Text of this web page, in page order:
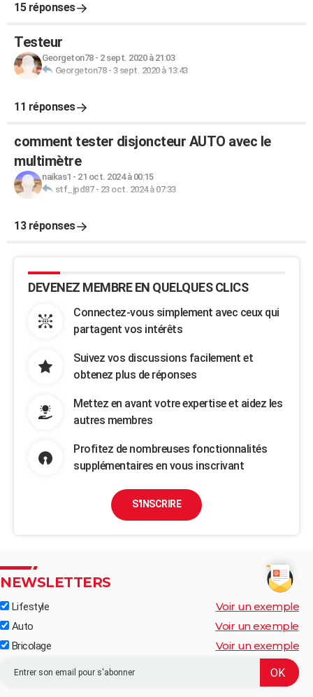
15 réponses
Testeur
Georgeton78- 2 sept. 2020 à 21:03
Georgeton78- 3 sept. 2020 à 13:43
11 réponses
comment tester disjoncteur AUTO avec le
multimètre
naikas1 - 21 oct. 2024 à 00:15
stf_jpd87- 23 oct. 2024 à 07:33
13 réponses
DEVENEZ MEMBRE EN QUELQUES CLICS
Connectez-vous simplement avec ceux qui
partagent vos intérêts
Suivez vos discussions facilement et
obtenez plus de réponses
Mettez en avant votre expertise et aidez les
autres membres
Profitez de nombreuses fonctionnalités
supplémentaires en vous inscrivant
S'INSCRIRE
NEWSLETTERS
Lifestyle Voir un exemple
Auto Voir un exemple
Bricolage Voir un exemple